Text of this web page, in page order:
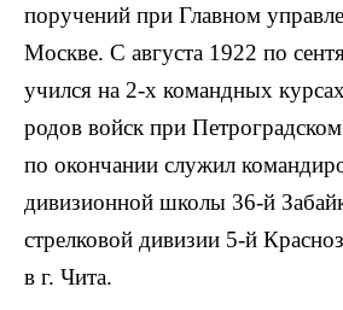
поручений при Главном
Москве. С августа 1922 по
учился на 2-х командных
родов войск при
по окончании служил
дивизионной школы 36-й
стрелковой дивизии 5-й
в г. Чита.